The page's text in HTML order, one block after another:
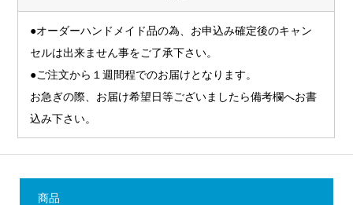
●オーダーハンドメイド品の為、お申込み確定後のキャン
セルは出来ません事をご了承下さい。
●ご注文から１週間程でのお届けとなります。
お急ぎの際、お届け希望日等ございましたら備考欄へお書
込み下さい。
商品